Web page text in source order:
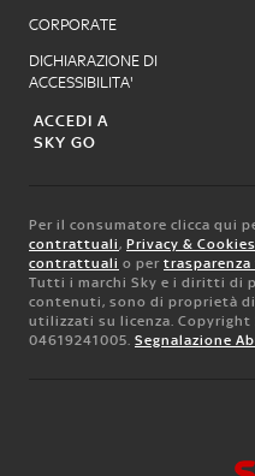
CORPORATE
DICHIARAZIONE DI
ACCESSIBILITA'
ACCEDI A
SKY GO
Per il consumatore clicca qui
contrattuali, Privacy & Cookies
contrattuali o per
Tutti i marchi Sky e i diritti di
contenuti, sono di proprietà
utilizzati su licenza. Copyright
04619241005. Segnalazione